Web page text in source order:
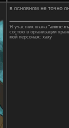
в основном не точно
Я участник клана "anime-
состою в организации
мой персонаж: хаку